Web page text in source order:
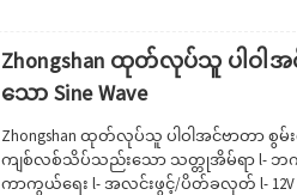
Zhongshan ထုတ်လုပ်သူ ပါဝါအင်
သော Sine Wave
Zhongshan ထုတ်လုပ်သူ ပါဝါအင်ဗာတာ စွမ်း
ကျစ်လစ်သိပ်သည်းသော သတ္တုအိမ်ရာ l- ဘက်ထ
ကာကွယ်ရေး l- အလင်းဖွင့်/ပိတ်ခလုတ် l- 12V